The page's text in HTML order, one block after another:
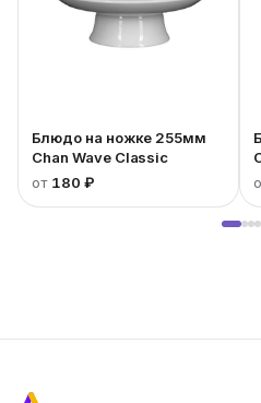
Блюдо на ножке 255мм
Chan Wave Classic
от 180 ₽